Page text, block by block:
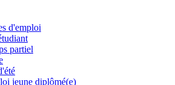
d'emploi
partiel
jeune diplômé(e)